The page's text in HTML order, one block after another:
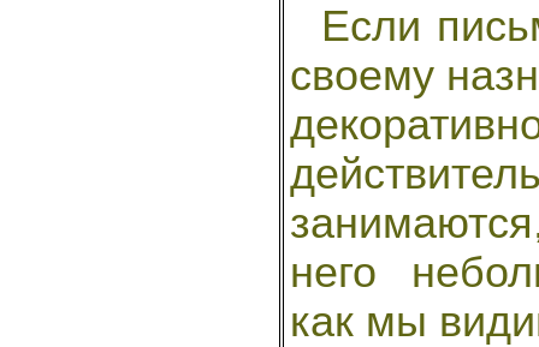
Если
своему
него
как мы